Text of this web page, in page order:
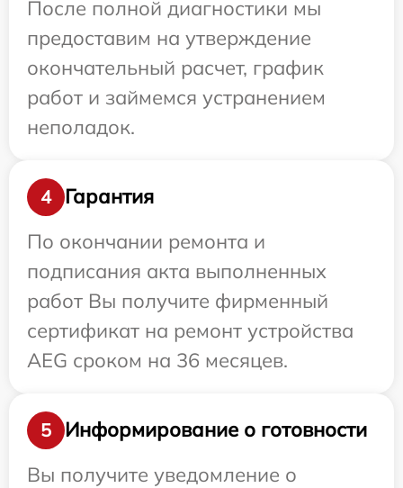
После полной диагностики мы
предоставим на утверждение
окончательный расчет, график
работ и займемся устранением
неполадок.
4
Гарантия
По окончании ремонта и
подписания акта выполненных
работ Вы получите фирменный
сертификат на ремонт устройства
AEG сроком на 36 месяцев.
5
Информирование о готовности
Вы получите уведомление о